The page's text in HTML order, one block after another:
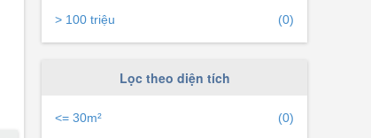
> 100 triệu
(0)
Lọc theo diện tích
<= 30m²
(0)